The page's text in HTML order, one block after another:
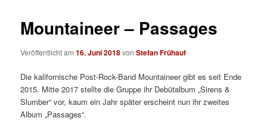
Mountaineer – Passages
Veröffentlicht am16. Juni 2018vonStefan Frühauf
Die kalifornische Post-Rock-Band Mountaineer gibt es seit Ende
2015. Mitte 2017 stellte die Gruppe ihr Debütalbum „Sirens &
Slumber“ vor, kaum ein Jahr später erscheint nun ihr zweites
Album „Passages“.